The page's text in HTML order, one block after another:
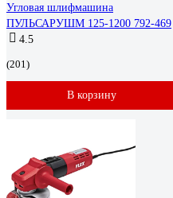
Угловая шлифмашина
ПУЛЬСАРУШМ 125-1200 792-469
4.5
(201)
В корзину